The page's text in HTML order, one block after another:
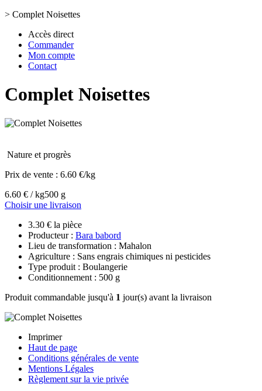
> Complet Noisettes
Accès direct
Commander
Mon compte
Contact
Complet Noisettes
Nature et progrès
Prix de vente : 6.60 €/kg
6.60 € / kg500 g
Choisir une livraison
3.30 € la pièce
Producteur : Bara babord
Lieu de transformation : Mahalon
Agriculture : Sans engrais chimiques ni pesticides
Type produit : Boulangerie
Conditionnement : 500 g
Produit commandable jusqu'à 1 jour(s) avant la livraison
Imprimer
Haut de page
Conditions générales de vente
Mentions Légales
Règlement sur la vie privée